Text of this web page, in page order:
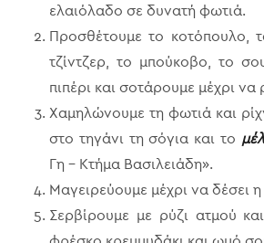
ελαιόλαδο σε δυνατή φωτιά.
Προσθέτουμε το κοτόπουλο,
τζίντζερ, το μπούκοβο, το
πιπέρι και σοτάρουμε μέχρι να
Χαμηλώνουμε τη φωτιά και
στο τηγάνι τη σόγια και το
Γη – Κτήμα Βασιλειάδη».
Μαγειρεύουμε μέχρι να δέσει
Σερβίρουμε με ρύζι ατμού